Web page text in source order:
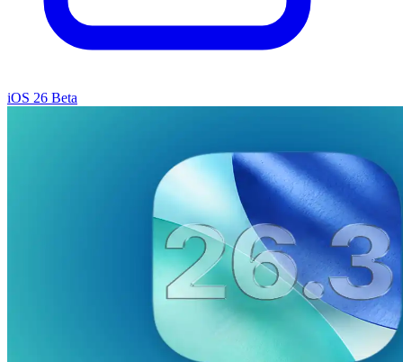
iOS 26 Beta